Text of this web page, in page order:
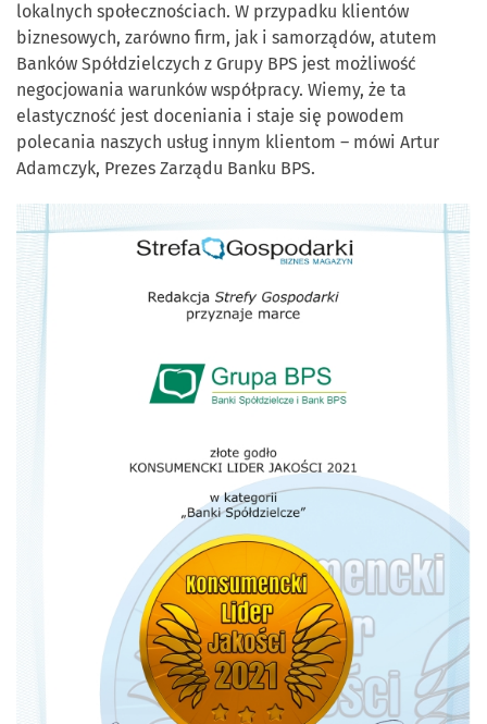
lokalnych społecznościach. W przypadku klientów
biznesowych, zarówno firm, jak i samorządów, atutem
Banków Spółdzielczych z Grupy BPS jest możliwość
negocjowania warunków współpracy. Wiemy, że ta
elastyczność jest doceniania i staje się powodem
polecania naszych usług innym klientom – mówi Artur
Adamczyk, Prezes Zarządu Banku BPS.